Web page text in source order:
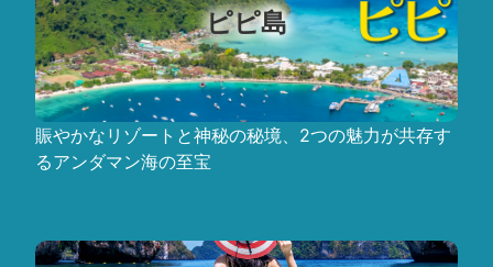
ピピ島
賑やかなリゾートと神秘の秘境、2つの魅力が共存す
るアンダマン海の至宝